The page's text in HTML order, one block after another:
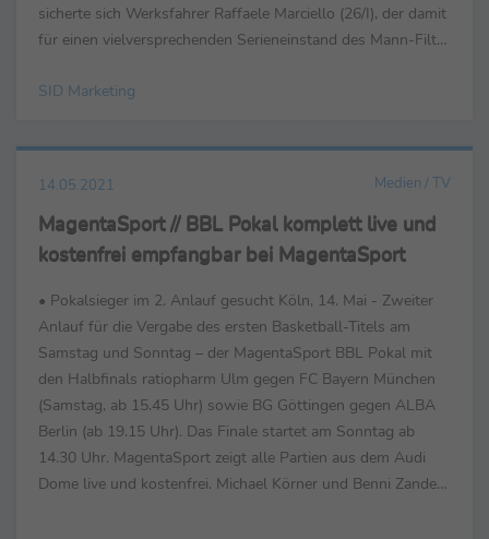
sicherte sich Werksfahrer Raffaele Marciello (26/I), der damit
für einen vielversprechenden Serieneinstand des Mann-Filter
SID Marketing
14.05.2021 Medien / TV
MagentaSport // BBL Pokal komplett live und
kostenfrei empfangbar bei MagentaSport
• Pokalsieger im 2. Anlauf gesucht Köln, 14. Mai - Zweiter
Anlauf für die Vergabe des ersten Basketball-Titels am
Samstag und Sonntag – der MagentaSport BBL Pokal mit
den Halbfinals ratiopharm Ulm gegen FC Bayern München
(Samstag, ab 15.45 Uhr) sowie BG Göttingen gegen ALBA
Berlin (ab 19.15 Uhr). Das Finale startet am Sonntag ab
14.30 Uhr. MagentaSport zeigt alle Partien aus dem Audi
Dome live und kostenfrei. Michael Körner und Benni Zander